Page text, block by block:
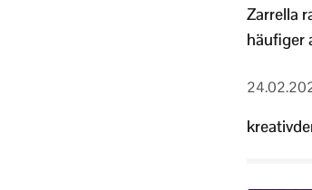
Zarrella
häufiger